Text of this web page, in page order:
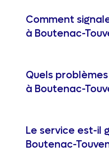
Comment
à Boutenac-
Quels
à Boutenac-
Le service est-il
Boutenac-